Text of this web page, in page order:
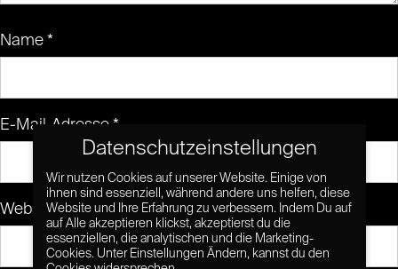
Name *
E-Mail-Adresse *
Website
Datenschutzeinstellungen
Wir nutzen Cookies auf unserer Website. Einige von
ihnen sind essenziell, während andere uns helfen, diese
Website und Ihre Erfahrung zu verbessern. Indem Du auf
auf Alle akzeptieren klickst, akzeptierst du die
essenziellen, die analytischen und die Marketing-
Cookies. Unter Einstellungen Ändern, kannst du den